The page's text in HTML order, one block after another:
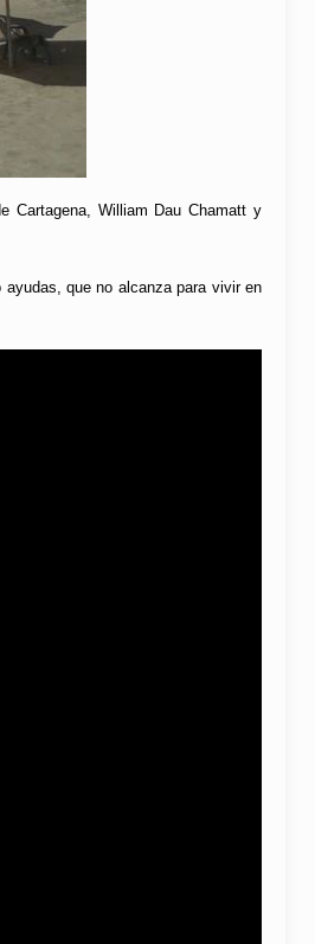
Cartagena, William Dau Chamatt y
que no alcanza para vivir en